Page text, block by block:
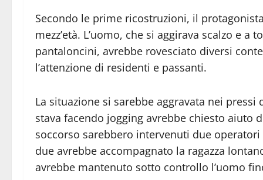
Secondo le prime ricostruzioni, il
mezz’età. L’uomo, che si aggirava scalzo e
pantaloncini, avrebbe rovesciato diversi
l’attenzione di residenti e passanti.
La situazione si sarebbe aggravata nei
stava facendo jogging avrebbe chiesto aiuto
soccorso sarebbero intervenuti due
due avrebbe accompagnato la ragazza
avrebbe mantenuto sotto controllo l’uomo